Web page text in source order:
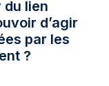
lien
d’agir
par les
?